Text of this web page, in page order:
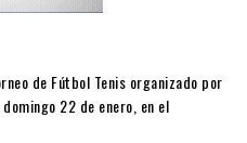
de Fútbol Tenis organizado por
22 de enero, en el